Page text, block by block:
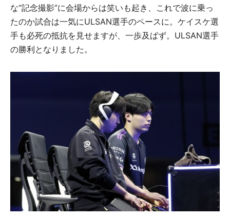
な“記念撮影”に会場からは笑いも起き、これで波に乗っ
たのか試合は一気にULSAN選手のペースに。ケイスケ選
手も必死の抵抗を見せますが、一歩及ばず。ULSAN選手
の勝利となりました。